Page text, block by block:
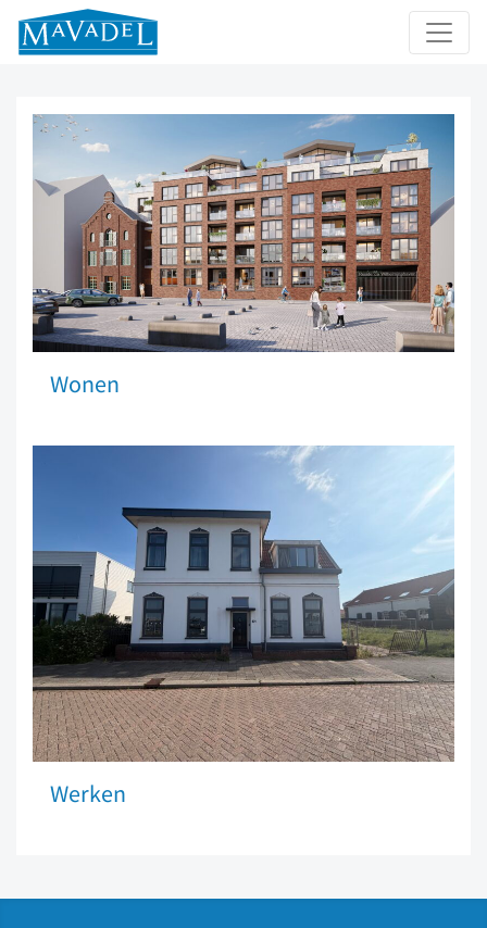
Wonen
Werken